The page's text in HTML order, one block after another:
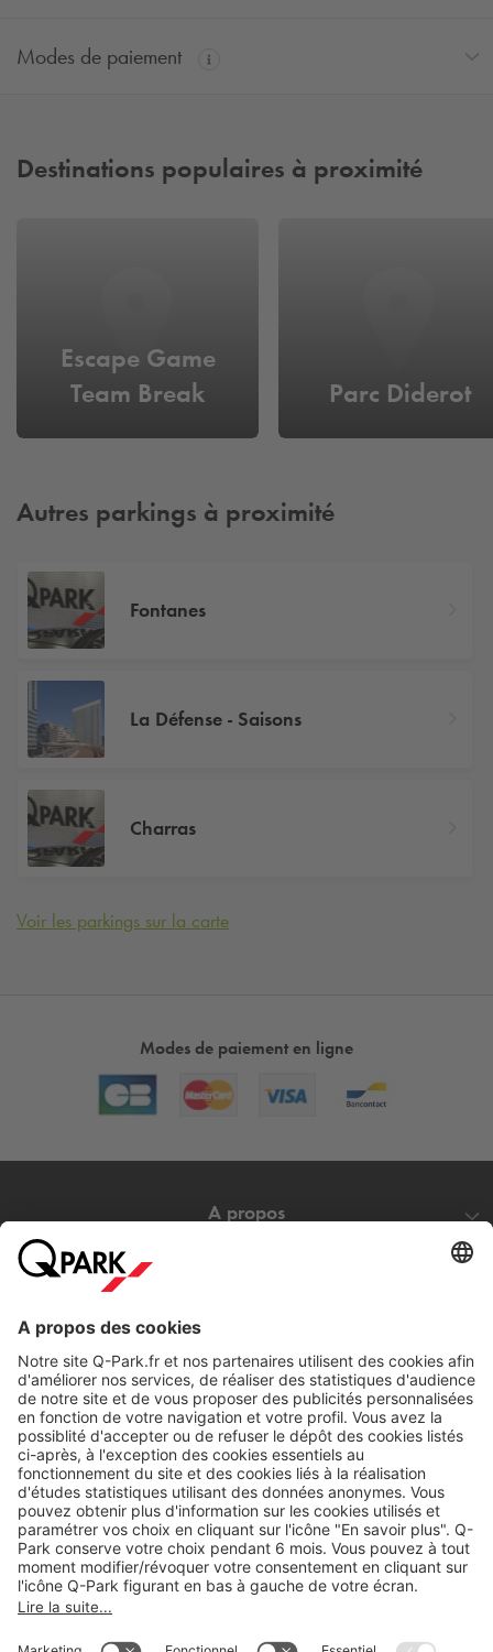
Modes de paiement
Destinations populaires à proximité
Escape Game
Team Break
Parc Diderot
Autres parkings à proximité
Fontanes
La Défense - Saisons
Charras
Voir les parkings sur la carte
Modes de paiement en ligne
A propos
Nos services
Cookies
Copyright
CGV